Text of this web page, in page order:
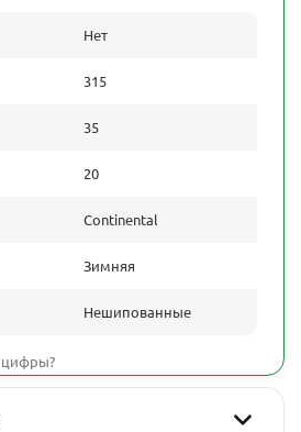
Нет
315
35
20
Continental
Зимняя
Нешипованные
цифры?